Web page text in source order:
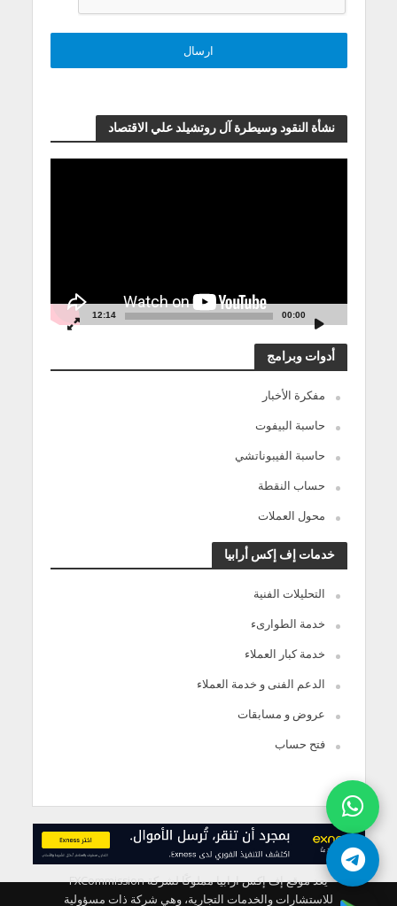
نشأة النقود وسيطرة آل روتشيلد علي الاقتصاد
00:00
12:14
أدوات وبرامج
مفكرة الأخبار
حاسبة البيفوت
حاسبة الفيبوناتشي
حساب النقطة
محول العملات
خدمات إف إكس أرابيا
التحليلات الفنية
خدمة الطوارىء
خدمة كبار العملاء
الدعم الفنى و خدمة العملاء
عروض و مسابقات
فتح حساب
يعد موقع إف إكس ارابيا مملوكًا لشركة FXCommission
للاستشارات والخدمات التجارية، وهي شركة ذات مسؤولية